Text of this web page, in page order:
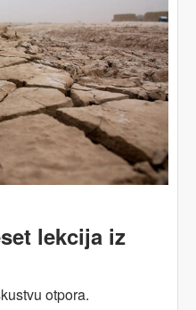
vojnikalekcija iz
otpora.